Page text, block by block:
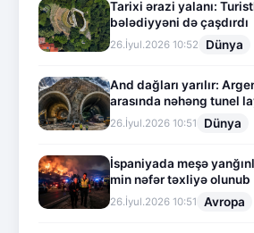
Tarixi ərazi yalanı:
bələdiyyəni də çaşdırdı
26.İyul.2026 10:52 Dünya
And dağları yarılır:
arasında nəhəng tunel
26.İyul.2026 10:51 Dünya
İspaniyada meşə
min nəfər təxliyə olunub
26.İyul.2026 10:51 Avropa